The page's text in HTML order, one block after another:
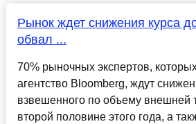
Рынок ждет снижения курса
обвал ...
70% рыночных экспертов,
агентство Bloomberg, ждут
взвешенного по объему внешней
второй половине этого года, а